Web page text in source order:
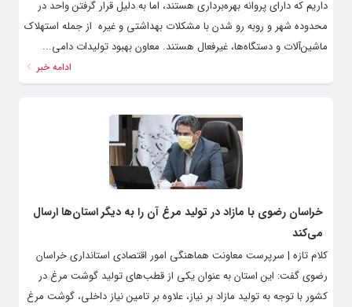
داریم که دارای پروانه بهره‌برداری هستند، اما به دلیل قرار گرفتن واحد در
محدوده شهر و روبه رو شدن با مشکلات بهداشتی و غیره از جمله استهلاک
ماشین‌آلات و دستگاه‌ها، غیرفعال هستند. معاون بهبود تولیدات دامی...
ادامه خبر
خراسان رضوی با مازاد در تولید مرغ آن را به دیگر استان‌ها ارسال
می‌کند
کلام تازه | سرپرست معاونت هماهنگی امور اقتصادی استانداری خراسان
رضوی گفت: این استان به عنوان یکی از قطب‌های تولید گوشت مرغ در
کشور با توجه به تولید مازاد بر نیاز، علاوه بر تامین نیاز داخلی، گوشت مرغ